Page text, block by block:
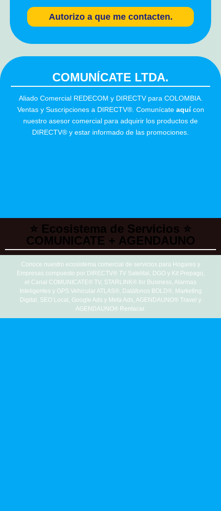
Autorizo a que me contacten.
COMUNÍCATE LTDA.
Aliado Comercial REDECOM y DIRECTV para COLOMBIA.
Ventas y Suscripciones a DIRECTV®. Comunícate aquí con
nuestro asesor comercial para adquirir los productos de
DIRECTV® y estar informado de las promociones.
⭐ Ecosistema de Servicios ⭐
COMUNICATE + AGENDAUNO
Conoce nuestro ecosistema comercial de servicios para Hogares y
Empresas compuesto por DIRECTV® TV Satelital, DGO y Kit Prepago,
el Canal COMUNICATE® TV, STARLINK® for Business, Alarmas
Inteligentes y GPS Vehicular ATLAS®, Datáfonos BOLD®, Marketing
Digital, SEO Local, Google Ads y Meta Ads, AGENDAUNO® Travel y
AGENDAUNO® Rentacar.